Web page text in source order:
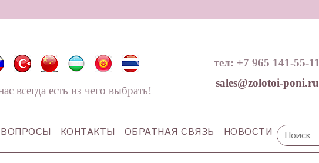
всегда есть из чего выбрать!
тел: +7 965 141-55-11
sales@zolotoi-poni.ru
ВОПРОСЫ КОНТАКТЫ ОБРАТНАЯ СВЯЗЬ НОВОСТИ